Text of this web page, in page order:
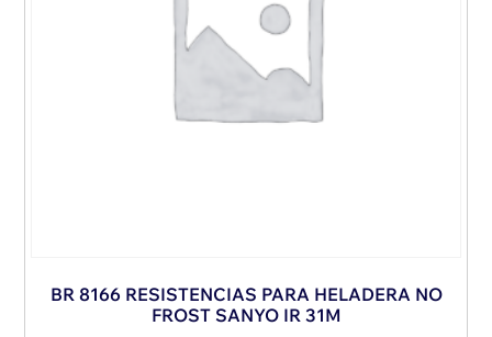
BR 8166 RESISTENCIAS PARA HELADERA NO
FROST SANYO IR 31M